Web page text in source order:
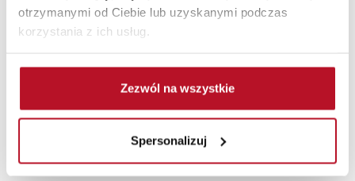
otrzymanymi od Ciebie lub uzyskanymi podczas
korzystania z ich usług.
Zezwól na wszystkie
Spersonalizuj